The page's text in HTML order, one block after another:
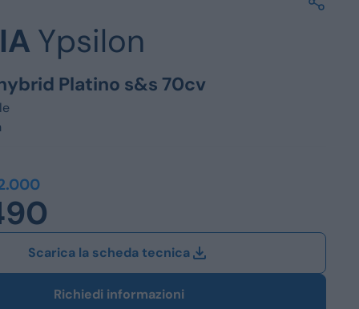
€ 35.000Ypsilon
Platino s&s 70cv
Scarica la scheda tecnica
Richiedi informazioni